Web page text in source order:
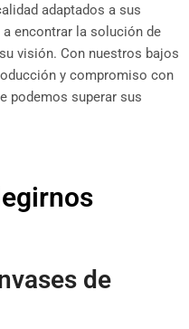
adaptados a sus
encontrar la solución de
visión. Con nuestros bajos
y compromiso con
podemos superar sus
de